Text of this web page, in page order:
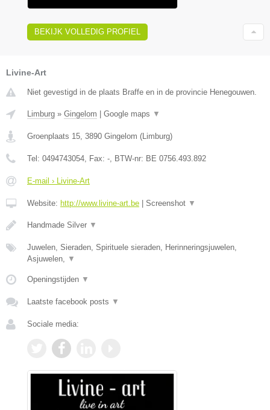
BEKIJK VOLLEDIG PROFIEL
Livine-Art
Niet gevestigd in de plaats Braffe en in de provincie Henegouwen.
Limburg » Gingelom | Google maps ▼
Groenplaats 15 3890 Gingelom (Limburg)
Tel: 0494743054 , Fax: - , BTW-nr: BE 0756.493.892
E-mail › Livine-Art
Website: http://www.livine-art.be | Screenshot ▼
Handmade Silver ▼
Juwelen, Sieraden, Spirituele sieraden, Herinneringsjuwelen,
Asjuwelen,
▼
Openingstijden ▼
Laatste facebook posts ▼
Sociale media: